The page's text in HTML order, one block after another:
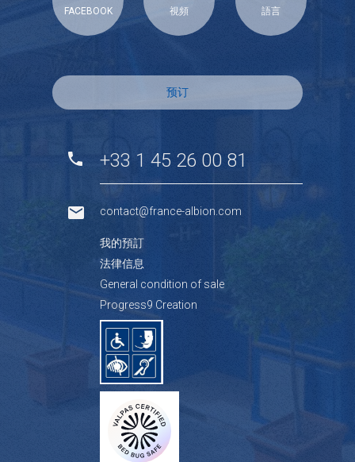
FACEBOOK 視頻 語言
预订
+33 1 45 26 00 81
contact@france-albion.com
我的預訂
法律信息
General condition of sale
Progress9 Creation